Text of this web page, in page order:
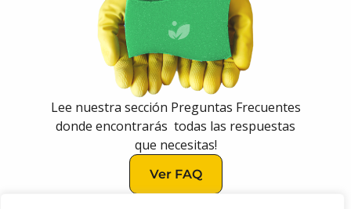
Lee nuestra sección Preguntas Frecuentes
donde encontrarás todas las respuestas
que necesitas!
Ver FAQ